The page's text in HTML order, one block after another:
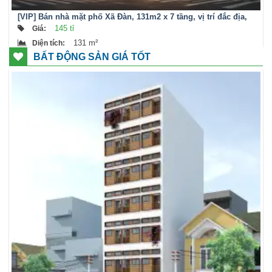
[VIP] Bán nhà mặt phố Xã Đàn, 131m2 x 7 tầng, vị trí đắc địa,
KD sầm uất
Giá: 145 tỉ
Diện tích: 131 m²
BẤT ĐỘNG SẢN GIÁ TỐT